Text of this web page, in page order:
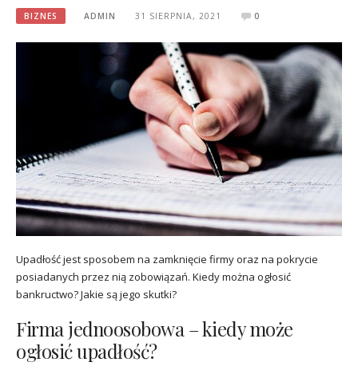
BIZNES ADMIN 31 SIERPNIA, 2021 0
Upadłość jest sposobem na zamknięcie firmy oraz na pokrycie
posiadanych przez nią zobowiązań. Kiedy można ogłosić
bankructwo? Jakie są jego skutki?
Firma jednoosobowa – kiedy może
ogłosić upadłość?